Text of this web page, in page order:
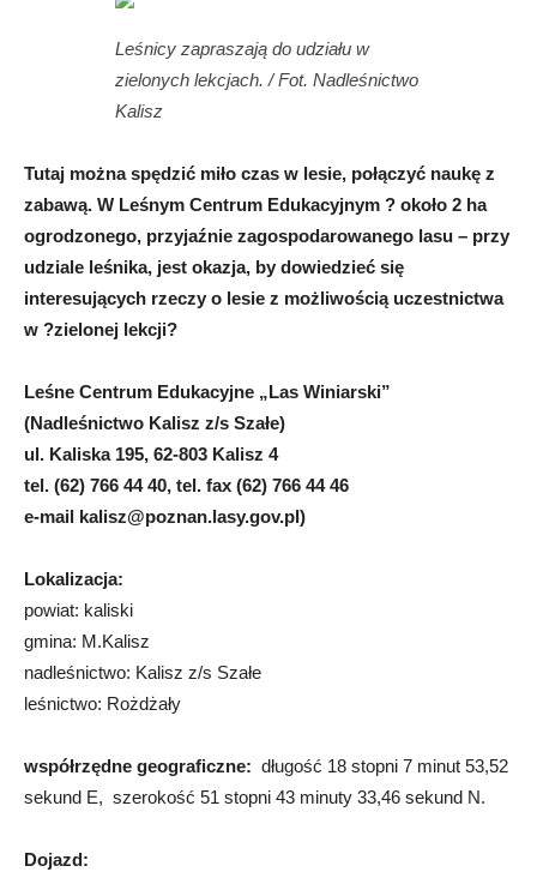
Leśnicy zapraszają do udziału w
zielonych lekcjach. / Fot. Nadleśnictwo
Kalisz
Tutaj można spędzić miło czas w lesie, połączyć naukę z
zabawą. W Leśnym Centrum Edukacyjnym ? około 2 ha
ogrodzonego, przyjaźnie zagospodarowanego lasu – przy
udziale leśnika, jest okazja, by dowiedzieć się
interesujących rzeczy o lesie z możliwością uczestnictwa
w ?zielonej lekcji?
Leśne Centrum Edukacyjne „Las Winiarski”
(Nadleśnictwo Kalisz z/s Szałe)
ul. Kaliska 195, 62-803 Kalisz 4
tel. (62) 766 44 40, tel. fax (62) 766 44 46
e-mail kalisz@poznan.lasy.gov.pl)
Lokalizacja:
powiat: kaliski
gmina: M.Kalisz
nadleśnictwo: Kalisz z/s Szałe
leśnictwo: Rożdżały
współrzędne geograficzne: długość 18 stopni 7 minut 53,52
sekund E, szerokość 51 stopni 43 minuty 33,46 sekund N.
Dojazd: